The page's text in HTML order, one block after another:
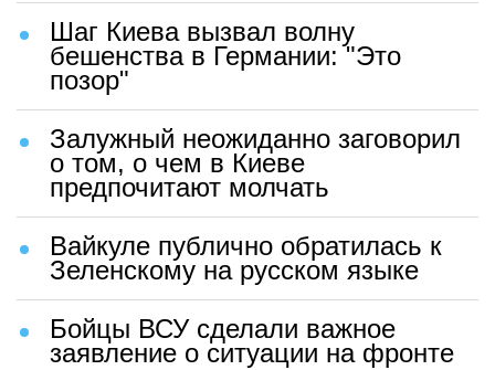
Шаг Киева вызвал волну
бешенства в Германии: "Это
позор"
Залужный неожиданно заговорил
о том, о чем в Киеве
предпочитают молчать
Вайкуле публично обратилась к
Зеленскому на русском языке
Бойцы ВСУ сделали важное
заявление о ситуации на фронте